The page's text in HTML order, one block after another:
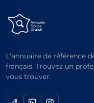
L'annuaire de référence
français. Trouvez un
vous trouver.